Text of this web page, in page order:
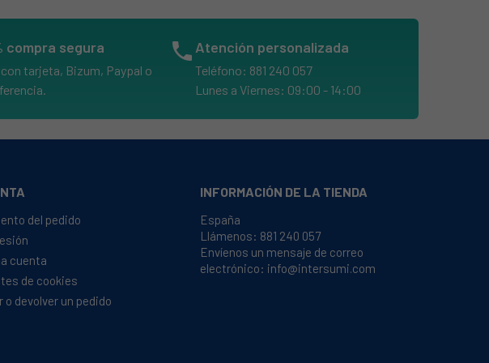
compra segura
con tarjeta, Bizum, Paypal o
phone Atención personalizada
Teléfono: 881 240 057
Lunes a Viernes: 09:00 - 14:00
del pedido
cuenta
de cookies
o devolver un pedido
INFORMACIÓN DE LA TIENDA
España
Llámenos: 881 240 057
Envíenos un mensaje de correo
electrónico: info@intersumi.com